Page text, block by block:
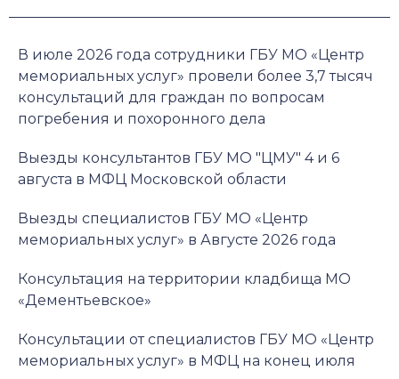
В июле 2026 года сотрудники ГБУ МО «Центр
мемориальных услуг» провели более 3,7 тысяч
консультаций для граждан по вопросам
погребения и похоронного дела
Выезды консультантов ГБУ МО "ЦМУ" 4 и 6
августа в МФЦ Московской области
Выезды специалистов ГБУ МО «Центр
мемориальных услуг» в Августе 2026 года
Консультация на территории кладбища МО
«Дементьевское»
Консультации от специалистов ГБУ МО «Центр
мемориальных услуг» в МФЦ на конец июля